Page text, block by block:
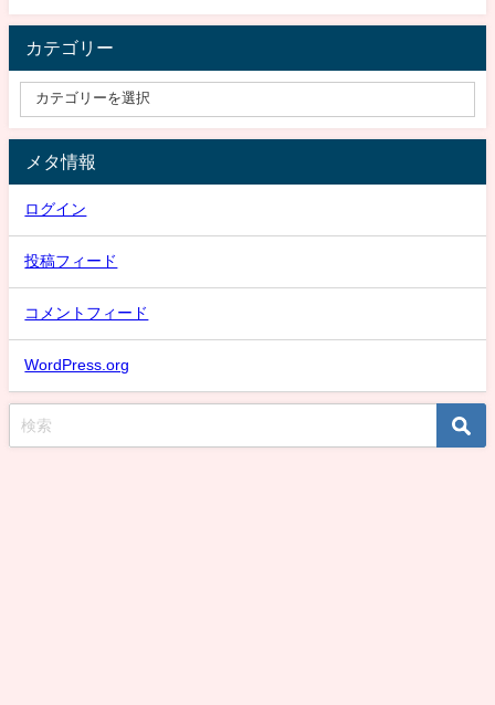
カテゴリー
メタ情報
ログイン
投稿フィード
コメントフィード
WordPress.org